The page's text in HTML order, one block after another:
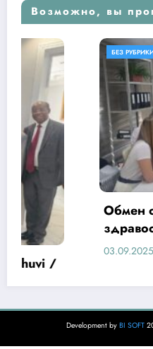
Возможно, вы
БЕЗ РУБРИКИ НОВОСТИ
Обмен опытом в
здравоохранения
admin
Development by BI SOFT